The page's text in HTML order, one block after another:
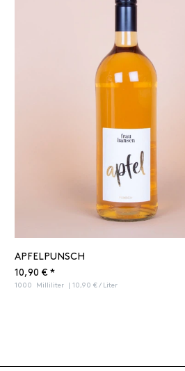
APFELPUNSCH
10,90 € *
1000 Milliliter | 10,90 € / Liter